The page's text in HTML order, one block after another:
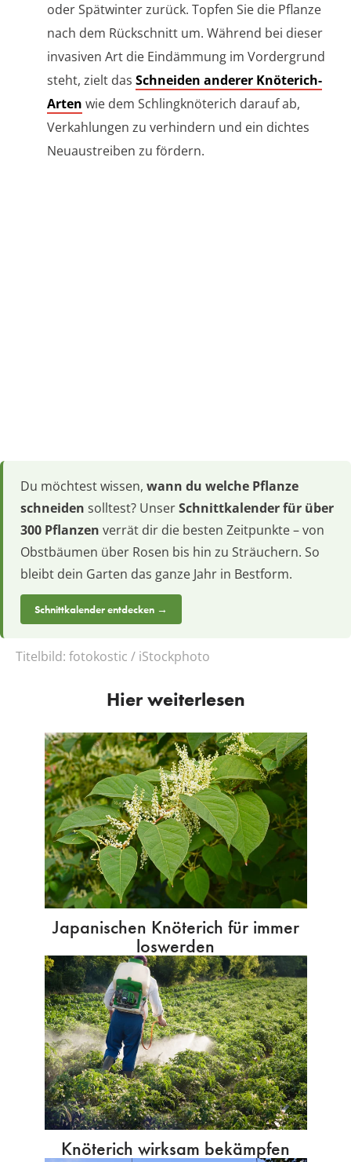
oder Spätwinter zurück. Topfen Sie die Pflanze
nach dem Rückschnitt um. Während bei dieser
invasiven Art die Eindämmung im Vordergrund
steht, zielt das Schneiden anderer Knöterich-
Arten wie dem Schlingknöterich darauf ab,
Verkahlungen zu verhindern und ein dichtes
Neuaustreiben zu fördern.
Du möchtest wissen, wann du welche Pflanze
schneiden solltest? UnserSchnittkalender für über
300 Pflanzen verrät dir die besten Zeitpunkte – von
Obstbäumen über Rosen bis hin zu Sträuchern. So
bleibt dein Garten das ganze Jahr in Bestform.
Schnittkalender entdecken →
Titelbild: fotokostic / iStockphoto
Hier weiterlesen
Japanischen Knöterich für immer
loswerden
Knöterich wirksam bekämpfen